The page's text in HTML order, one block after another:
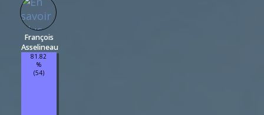
François
Asselineau
81.82
%
(54)